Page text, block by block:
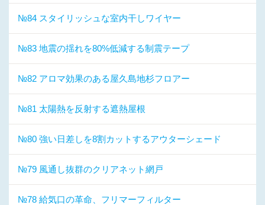
№84 スタイリッシュな室内干しワイヤー
№83 地震の揺れを80%低減する制震テープ
№82 アロマ効果のある屋久島地杉フロアー
№81 太陽熱を反射する遮熱屋根
№80 強い日差しを8割カットするアウターシェード
№79 風通し抜群のクリアネット網戸
№78 給気口の革命、フリマーフィルター